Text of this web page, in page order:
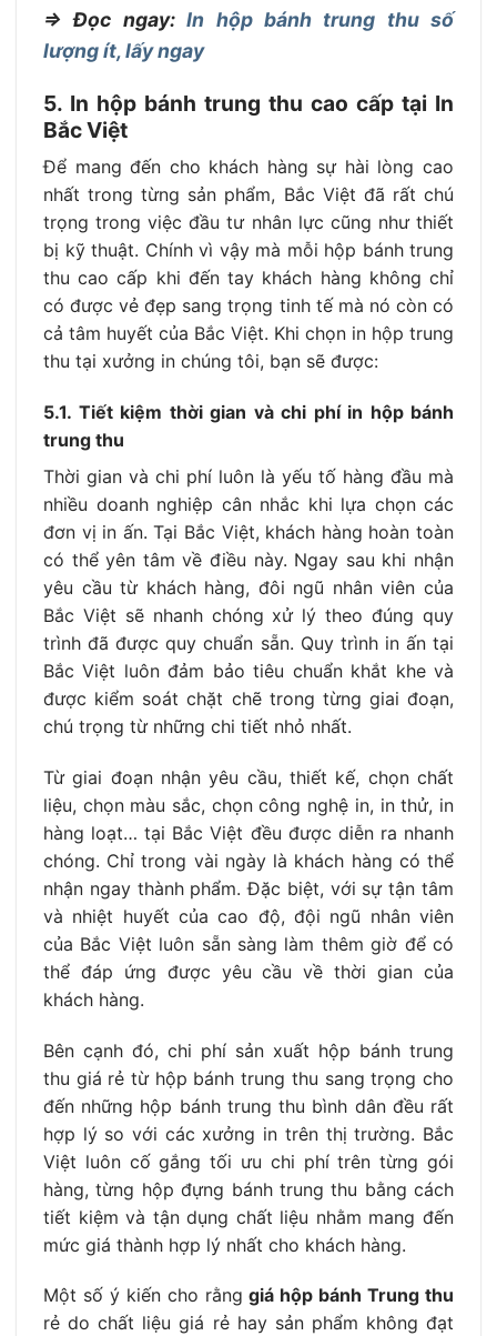
=> Đọc ngay:In hộp bánh trung thu số
lượng ít, lấy ngay
5. In hộp bánh trung thu cao cấp tại In
Bắc Việt
Để mang đến cho khách hàng sự hài lòng cao
nhất trong từng sản phẩm, Bắc Việt đã rất chú
trọng trong việc đầu tư nhân lực cũng như thiết
bị kỹ thuật. Chính vì vậy mà mỗi hộp bánh trung
thu cao cấp khi đến tay khách hàng không chỉ
có được vẻ đẹp sang trọng tinh tế mà nó còn có
cả tâm huyết của Bắc Việt. Khi chọn in hộp trung
thu tại xưởng in chúng tôi, bạn sẽ được:
5.1. Tiết kiệm thời gian và chi phí in hộp bánh
trung thu
Thời gian và chi phí luôn là yếu tố hàng đầu mà
nhiều doanh nghiệp cân nhắc khi lựa chọn các
đơn vị in ấn. Tại Bắc Việt, khách hàng hoàn toàn
có thể yên tâm về điều này. Ngay sau khi nhận
yêu cầu từ khách hàng, đôi ngũ nhân viên của
Bắc Việt sẽ nhanh chóng xử lý theo đúng quy
trình đã được quy chuẩn sẵn. Quy trình in ấn tại
Bắc Việt luôn đảm bảo tiêu chuẩn khắt khe và
được kiểm soát chặt chẽ trong từng giai đoạn,
chú trọng từ những chi tiết nhỏ nhất.
Từ giai đoạn nhận yêu cầu, thiết kế, chọn chất
liệu, chọn màu sắc, chọn công nghệ in, in thử, in
hàng loạt… tại Bắc Việt đều được diễn ra nhanh
chóng. Chỉ trong vài ngày là khách hàng có thể
nhận ngay thành phẩm. Đặc biệt, với sự tận tâm
và nhiệt huyết của cao độ, đội ngũ nhân viên
của Bắc Việt luôn sẵn sàng làm thêm giờ để có
thể đáp ứng được yêu cầu về thời gian của
khách hàng.
Bên cạnh đó, chi phí sản xuất hộp bánh trung
thu giá rẻ từ hộp bánh trung thu sang trọng cho
đến những hộp bánh trung thu bình dân đều rất
hợp lý so với các xưởng in trên thị trường. Bắc
Việt luôn cố gắng tối ưu chi phí trên từng gói
hàng, từng hộp đựng bánh trung thu bằng cách
tiết kiệm và tận dụng chất liệu nhằm mang đến
mức giá thành hợp lý nhất cho khách hàng.
Một số ý kiến cho rằnggiá hộp bánh Trung thu
rẻ do chất liệu giá rẻ hay sản phẩm không đạt